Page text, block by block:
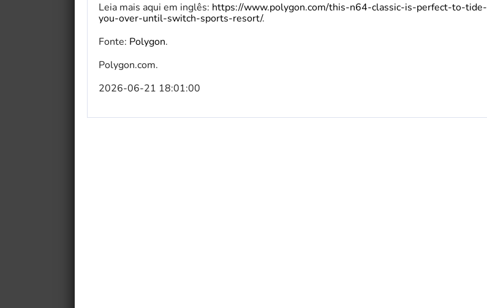
Leia mais aqui em inglês: https://www.polygon.com/this-n64-classic-is-perfect-to-tide-
you-over-until-switch-sports-resort/.
Fonte: Polygon.
Polygon.com.
2026-06-21 18:01:00